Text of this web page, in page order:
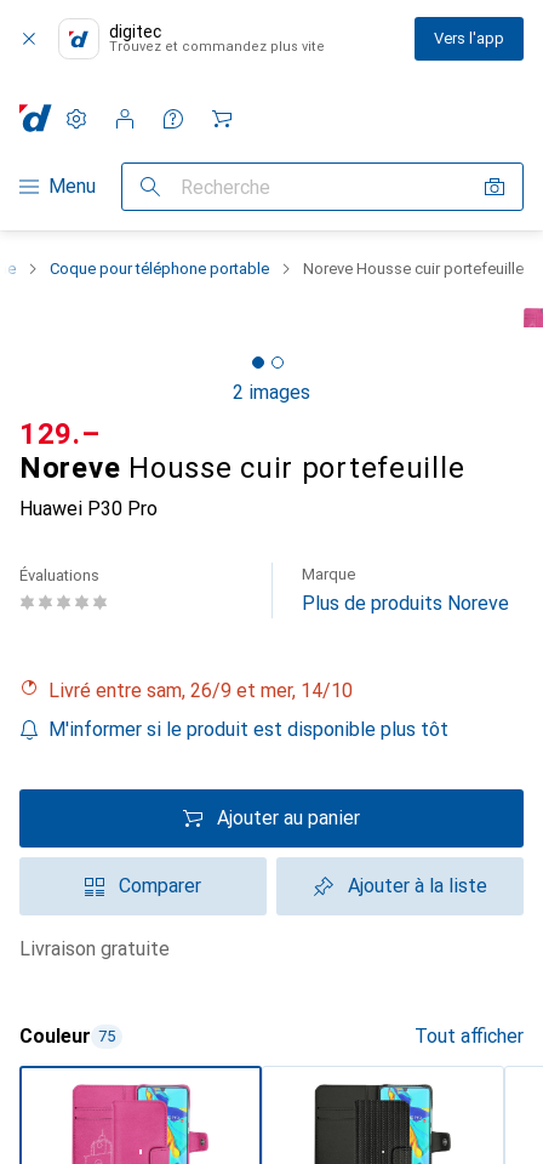
digitec
Trouvez et commandez plus vite Vers l'app
Navigation par catégorie
Menu Recherche
Paramètres
Compte client
Listes de comparaison
Listes d'envies
Panier
Coque pour téléphone portable Noreve Housse cuir portefeuille
2 images
Noreve Housse cuir portefeuille
Huawei P30 Pro
CHF
129.–
Évaluations Marque
Plus de produits Noreve
Livré entre sam, 26/9 et mer, 14/10
M'informer si le produit est disponible plus tôt
Ajouter au panier
Comparer Ajouter à la liste
livraison gratuite
Couleur 75 Tout afficher